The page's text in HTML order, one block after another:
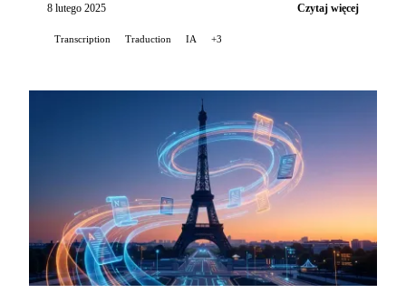
8 lutego 2025 Czytaj więcej
Transcription Traduction IA +3